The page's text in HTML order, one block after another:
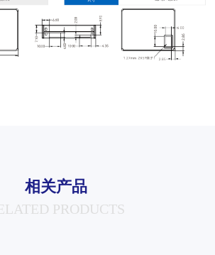
相关产品
PRODUCTS